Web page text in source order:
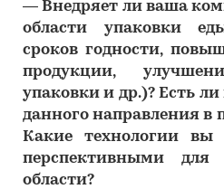
― Внедряет ли ваша
области упаковки
сроков годности,
продукции,
упаковки и др.)? Есть
данного направления в
Какие технологии вы
перспективными
области?